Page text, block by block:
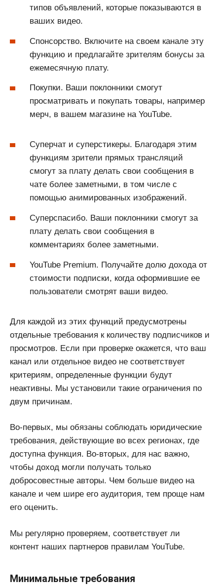
типов объявлений, которые показываются в
ваших видео.
Спонсорство. Включите на своем канале эту
функцию и предлагайте зрителям бонусы за
ежемесячную плату.
Покупки. Ваши поклонники смогут
просматривать и покупать товары, например
мерч, в вашем магазине на YouTube.
Суперчат и суперстикеры. Благодаря этим
функциям зрители прямых трансляций
смогут за плату делать свои сообщения в
чате более заметными, в том числе с
помощью анимированных изображений.
Суперспасибо. Ваши поклонники смогут за
плату делать свои сообщения в
комментариях более заметными.
YouTube Premium. Получайте долю дохода от
стоимости подписки, когда оформившие ее
пользователи смотрят ваши видео.
Для каждой из этих функций предусмотрены
отдельные требования к количеству подписчиков и
просмотров. Если при проверке окажется, что ваш
канал или отдельное видео не соответствует
критериям, определенные функции будут
неактивны. Мы установили такие ограничения по
двум причинам.
Во-первых, мы обязаны соблюдать юридические
требования, действующие во всех регионах, где
доступна функция. Во-вторых, для нас важно,
чтобы доход могли получать только
добросовестные авторы. Чем больше видео на
канале и чем шире его аудитория, тем проще нам
его оценить.
Мы регулярно проверяем, соответствует ли
контент наших партнеров правилам YouTube.
Минимальные требования